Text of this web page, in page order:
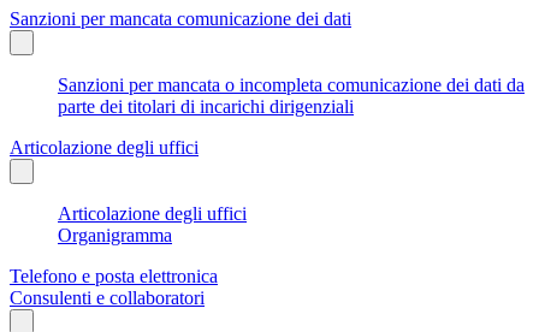
Sanzioni per mancata comunicazione dei dati
Sanzioni per mancata o incompleta comunicazione dei dati da
parte dei titolari di incarichi dirigenziali
Articolazione degli uffici
Articolazione degli uffici
Organigramma
Telefono e posta elettronica
Consulenti e collaboratori